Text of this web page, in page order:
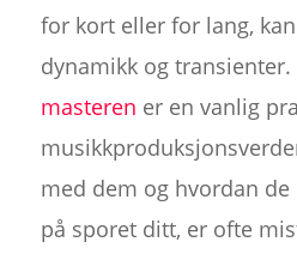
for kort eller for lang,
dynamikk og transienter.
masteren er en vanlig
med dem og hvordan
på sporet ditt, er ofte